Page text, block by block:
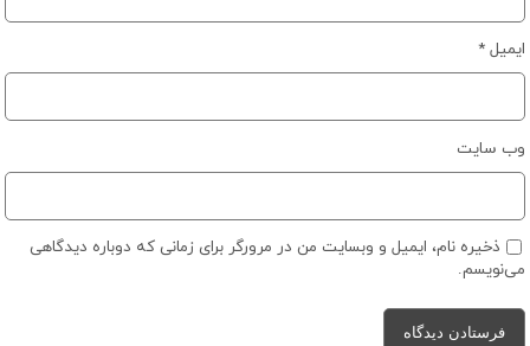
ایمیل*
وب‌ سایت
ذخیره نام، ایمیل و وبسایت من در مرورگر برای زمانی که دوباره دیدگاهی
می‌نویسم.